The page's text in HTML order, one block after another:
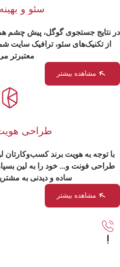
سئو و
در نتایج جستجوی گوگل، پیش چشم همه
از تکنیک‌های سئو، ترافیک سایت
معتبرتر
مشاهده بیشتر
طراحی
با توجه به هویت برند کسب‌وکارتان
طراحی فونت و... خود را به لین
ساده و دیدنی به
مشاهده بیشتر